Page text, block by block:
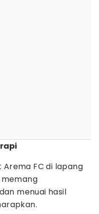
Arema FC di lapang
menuai hasil